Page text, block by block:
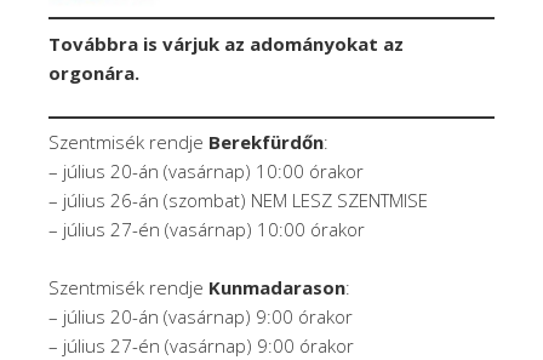
Továbbra is várjuk az adományokat az
orgonára.
Szentmisék rendje Berekfürdőn:
– július 20-án (vasárnap) 10:00 órakor
– július 26-án (szombat) NEM LESZ SZENTMISE
– július 27-én (vasárnap) 10:00 órakor
Szentmisék rendje Kunmadarason:
– július 20-án (vasárnap) 9:00 órakor
– július 27-én (vasárnap) 9:00 órakor